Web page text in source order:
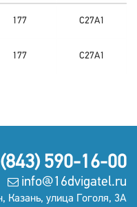
177 C27A1
177 C27A1
590-16-00
info@16dvigatel.ru
Казань, улица Гоголя, 3А